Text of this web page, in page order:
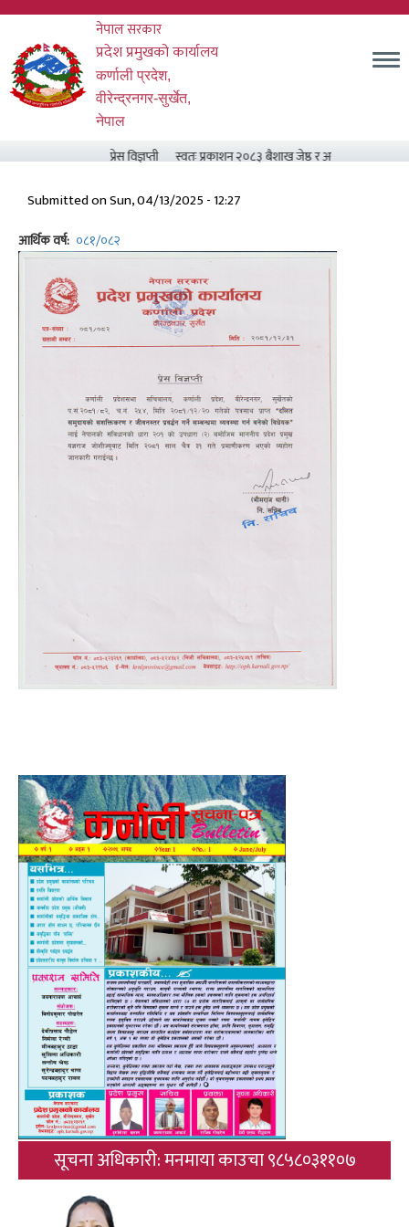
Skip
main
content
नेपाल सरकार
प्रदेश प्रमुखको कार्यालय
कर्णाली प्रदेश,
वीरेन्द्रनगर-सुर्खेत,
नेपाल
प्रेस विज्ञप्ती स्वतः प्रकाशन २०८३ बैशाख जेष्ठ र असार मसान्त सम्म
Submitted onSun, 04/13/2025 - 12:27
आर्थिक वर्ष ०८१/०८२
सूचना अधिकारी: मनमाया काउचा ९८५८०३११०७